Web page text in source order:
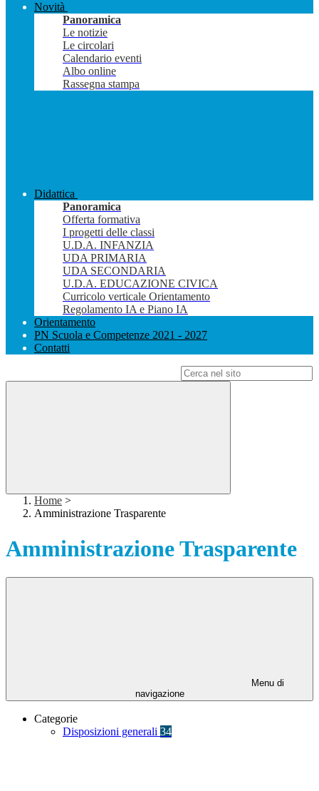
Novità
Panoramica
Le notizie
Le circolari
Calendario eventi
Albo online
Rassegna stampa
Didattica
Panoramica
Offerta formativa
I progetti delle classi
U.D.A. INFANZIA
UDA PRIMARIA
UDA SECONDARIA
U.D.A. EDUCAZIONE CIVICA
Curricolo verticale Orientamento
Regolamento IA e Piano IA
Orientamento
PN Scuola e Competenze 2021 - 2027
Contatti
Home >
Amministrazione Trasparente
Amministrazione Trasparente
Menu di
navigazione
Categorie
Disposizioni generali 34